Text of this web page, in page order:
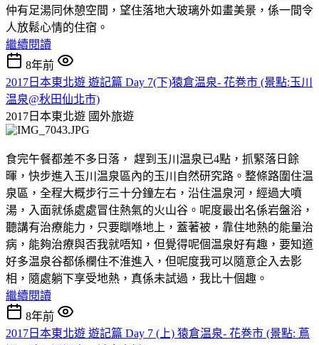
仲有足湯同休憩空間，望住落地大玻璃外如畫美景，係一間令
人放鬆心情的住宿。
繼續閱讀
8年前
2017日本東北遊 遊記篇 Day 7(下)猿倉温泉- 花巻市 (景點:玉川
温泉@秋田仙北市)
2017日本東北遊 國外旅遊
食完午餐都差不多日落， 趕到玉川温泉已4點，抓緊落日餘
暉，快步進入玉川温泉區內的玉川自然研究路。整條路圍住温
泉區，全程大概步行三十分鐘左右，沿住温泉河，經過大噴
湯，入面就係處處冒住熱氣的火山谷。呢度最出名係岩盤浴，
聽講有治療能力，只要瞓喺地上，蓋著被，靠住地熱的能量治
病，能夠治療與否我就唔知，但覺得呢個温泉好有趣，要知道
好多温泉谷都係欄住不淮進入，但呢度我可以隨意企入去影
相，隨處躺下享受地熱，真係未試過，我比十個趣。
繼續閱讀
8年前
2017日本東北遊 遊記篇 Day 7 (上) 猿倉温泉- 花巻市 (景點: 蔦